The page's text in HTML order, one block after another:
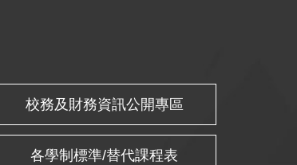
校務及財務資訊公開專區
各學制標準/替代課程表